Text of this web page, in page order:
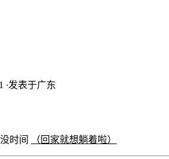
·发表于广东
时间 （回家就想躺着啦）